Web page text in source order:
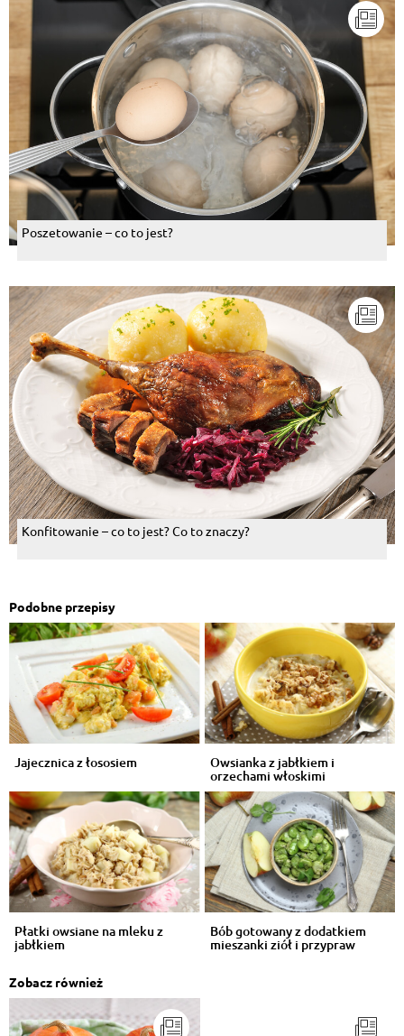
Poszetowanie – co to jest?
Konfitowanie – co to jest? Co to znaczy?
Podobne przepisy
Jajecznica z łososiem Owsianka z jabłkiem i
orzechami włoskimi
Płatki owsiane na mleku z
jabłkiem
Bób gotowany z dodatkiem
mieszanki ziół i przypraw
Zobacz również